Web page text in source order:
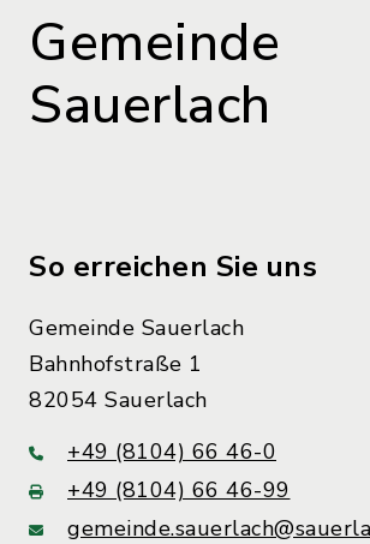
Gemeinde
Sauerlach
So erreichen Sie uns
Gemeinde Sauerlach
Bahnhofstraße 1
82054 Sauerlach
+49 (8104) 66 46-0
+49 (8104) 66 46-99